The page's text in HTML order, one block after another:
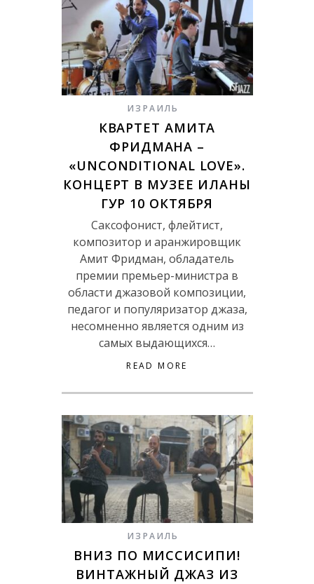
ИЗРАИЛЬ
КВАРТЕТ АМИТА
ФРИДМАНА –
«UNCONDITIONAL LOVE».
КОНЦЕРТ В МУЗЕЕ ИЛАНЫ
ГУР 10 ОКТЯБРЯ
Саксофонист, флейтист,
композитор и аранжировщик
Амит Фридман, обладатель
премии премьер-министра в
области джазовой композиции,
педагог и популяризатор джаза,
несомненно является одним из
самых выдающихся…
READ MORE
ИЗРАИЛЬ
ВНИЗ ПО МИССИСИПИ!
ВИНТАЖНЫЙ ДЖАЗ ИЗ